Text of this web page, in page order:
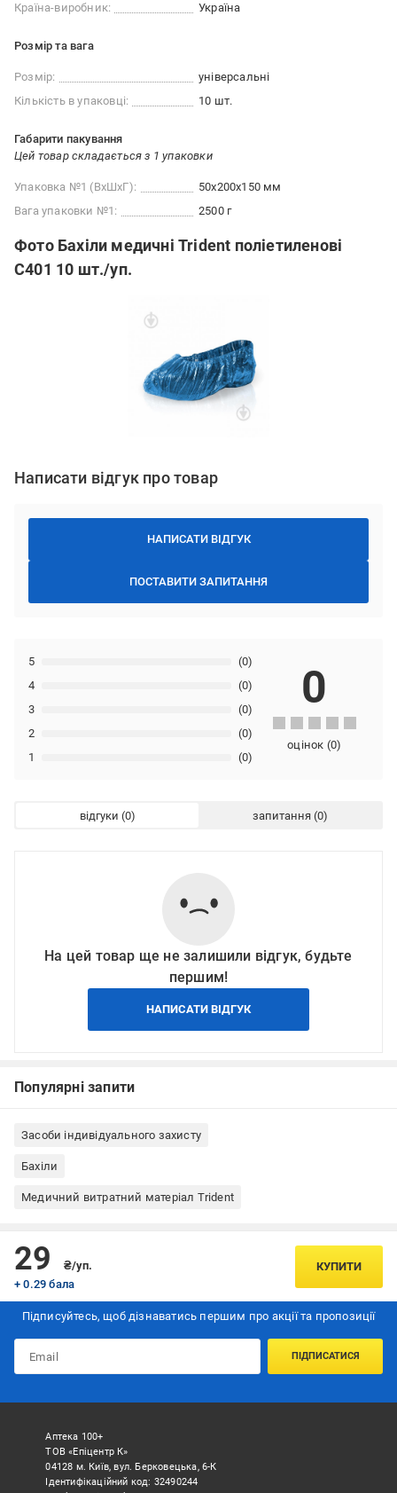
Країна-виробник:
Україна
Розмір та вага
Розмір:
універсальні
Кількість в упаковці:
10 шт.
Габарити пакування
Цей товар складається з 1 упаковки
Упаковка №1 (ВхШхГ):
50x200x150 мм
Вага упаковки №1:
2500 г
Фото Бахіли медичні Trident поліетиленові
С401 10 шт./уп.
Написати відгук про товар
НАПИСАТИ ВІДГУК
ПОСТАВИТИ ЗАПИТАННЯ
1 (0)
2 (0)
3 (0)
4 (0)
5 (0)
0
оцінок (0)
відгуки запитання
На цей товар ще не залишили відгук, будьте
першим!
НАПИСАТИ ВІДГУК
Популярні запити
Засоби індивідуального захисту
Бахіли
Медичний витратний матеріал Trident
29
₴/уп.
+ 0.29 бала
КУПИТИ
Підписуйтесь, щоб дізнаватись першим про акції та пропозиції
ПІДПИСАТИСЯ
Аптека 100+
ТОВ «Епіцентр К»
04128 м. Київ, вул. Берковецька, 6-К
Ідентифікаційний код: 32490244